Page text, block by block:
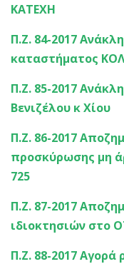
ΚΑΤΕΧΗ
Π.Ζ. 84-2017
καταστήματος
Π.Ζ. 85-2017
Βενιζέλου κ Χίου
Π.Ζ. 86-2017
προσκύρωσης μη
725
Π.Ζ. 87-2017
ιδιοκτησιών στο
Π.Ζ. 88-2017 Αγορά